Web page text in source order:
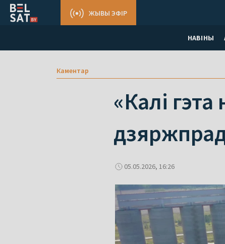
НАВІНЫ
ЖЫВЫ ЭФІР
Каментар
«Калі
05.05.2026, 16:26